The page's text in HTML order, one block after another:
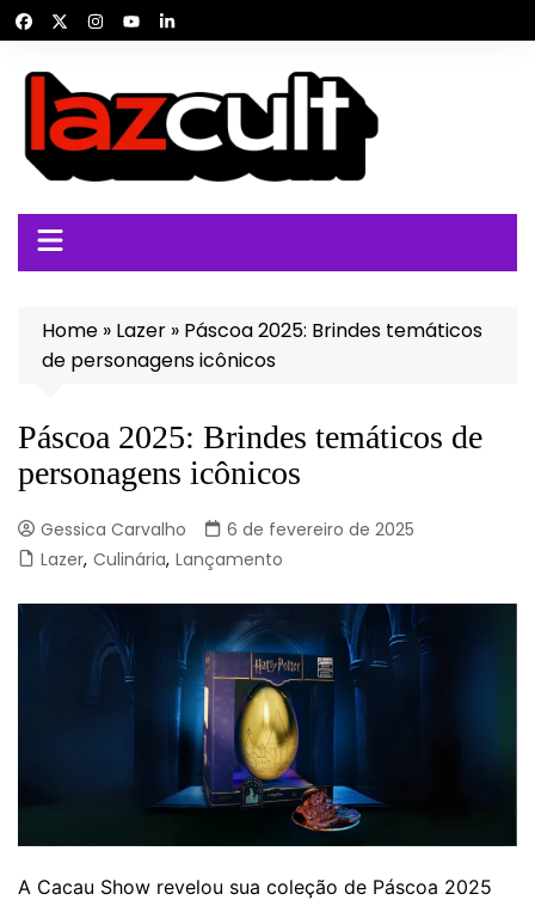
para
conteúdo
Home » Lazer » Páscoa 2025: Brindes temáticos
de personagens icônicos
Páscoa 2025: Brindes temáticos de
personagens icônicos
Gessica Carvalho
6 de fevereiro de 2025
Lazer, Culinária, Lançamento
A Cacau Show revelou sua coleção de Páscoa 2025